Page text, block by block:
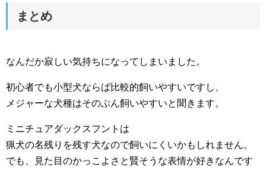
まとめ
なんだか寂しい気持ちになってしまいました。
初心者でも小型犬ならば比較的飼いやすいですし、
メジャーな犬種はそのぶん飼いやすいと聞きます。
ミニチュアダックスフントは
猟犬の名残りを残す犬なので飼いにくいかもしれません。
でも、見た目のかっこよさと賢そうな表情が好きなんです